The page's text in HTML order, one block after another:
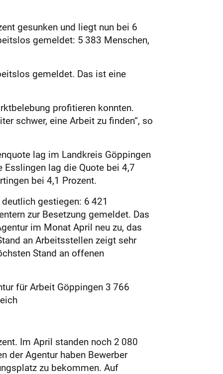
gesunken und liegt nun bei 6
gemeldet: 5 383 Menschen,
gemeldet. Das ist eine
profitieren konnten.
schwer, eine Arbeit zu finden“, so
lag im Landkreis Göppingen
lag die Quote bei 4,7
bei 4,1 Prozent.
gestiegen: 6 421
zur Besetzung gemeldet. Das
im Monat April neu zu, das
an Arbeitsstellen zeigt sehr
Stand an offenen
für Arbeit Göppingen 3 766
Im April standen noch 2 080
der Agentur haben Bewerber
zu bekommen. Auf